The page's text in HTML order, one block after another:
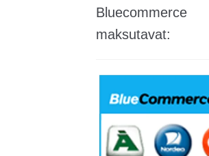
Bluecommerce
maksutavat: